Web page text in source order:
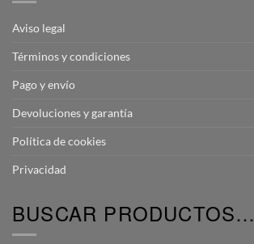
Aviso legal
Términos y condiciones
Pago y envío
Devoluciones y garantía
Política de cookies
Privacidad
BUSCAR PRODUCTOS…